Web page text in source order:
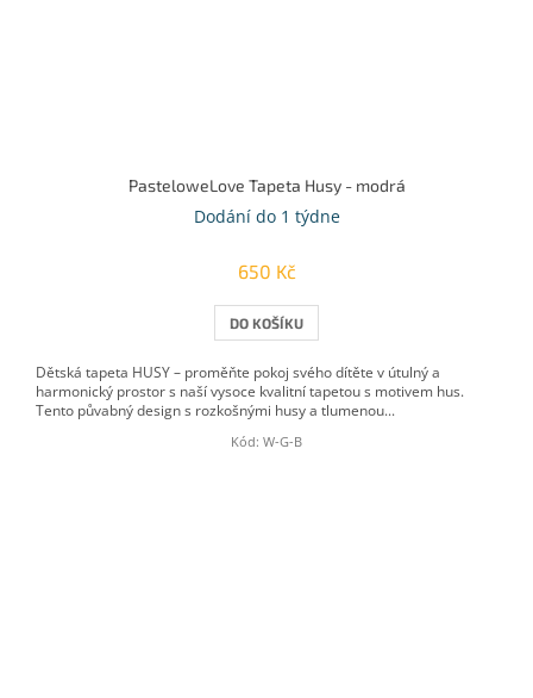
PasteloweLove Tapeta Husy - modrá
Dodání do 1 týdne
650 Kč
DO KOŠÍKU
Dětská tapeta HUSY – proměňte pokoj svého dítěte v útulný a
harmonický prostor s naší vysoce kvalitní tapetou s motivem hus.
Tento půvabný design s rozkošnými husy a tlumenou...
Kód: W-G-B